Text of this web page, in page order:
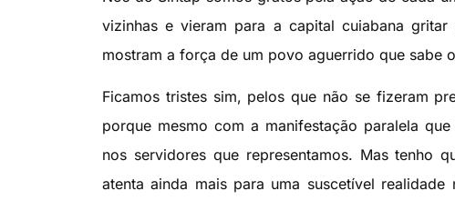
vizinhas e vieram para a capital cuiabana
mostram a força de um povo aguerrido que sabe
Ficamos tristes sim, pelos que não se fizeram
porque mesmo com a manifestação paralela
nos servidores que representamos. Mas
atenta ainda mais para uma suscetível